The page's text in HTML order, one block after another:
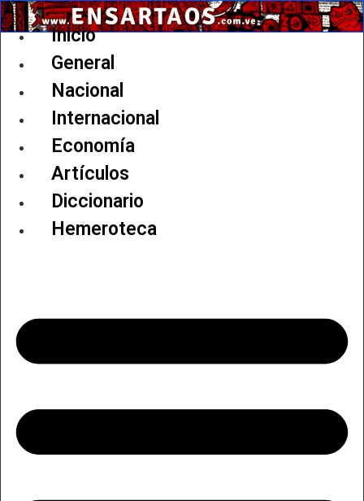
Ir
al
Inicio
General
Nacional
Internacional
Economía
Artículos
Diccionario
Hemeroteca